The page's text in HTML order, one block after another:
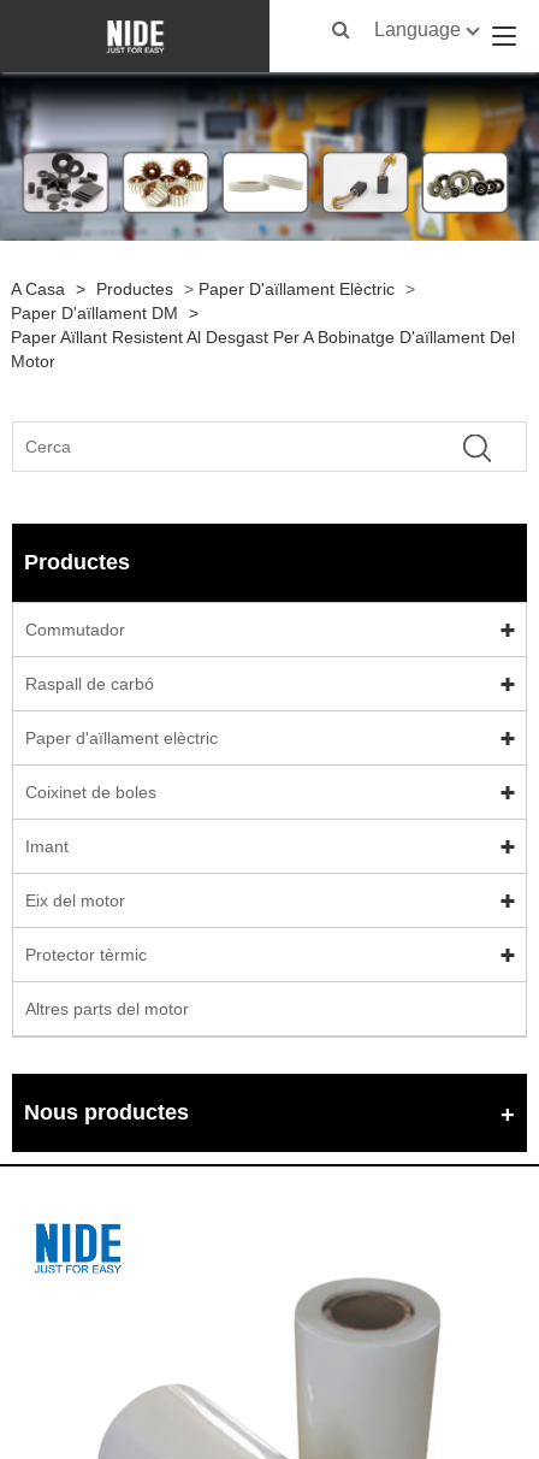
Language
A Casa > Productes > Paper D'aïllament Elèctric >
Paper D'aïllament DM
>
Paper Aïllant Resistent Al Desgast Per A Bobinatge D'aïllament Del
Motor
Productes
Commutador
Raspall de carbó
Paper d'aïllament elèctric
Coixinet de boles
Imant
Eix del motor
Protector tèrmic
Altres parts del motor
Nous productes